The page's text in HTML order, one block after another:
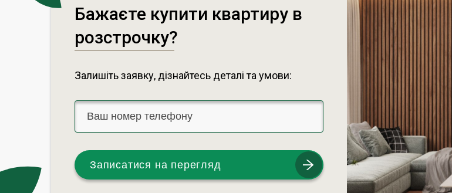
Бажаєте купити квартиру в
розстрочку?
Залишіть заявку, дізнайтесь деталі та умови:
Записатися на перегляд